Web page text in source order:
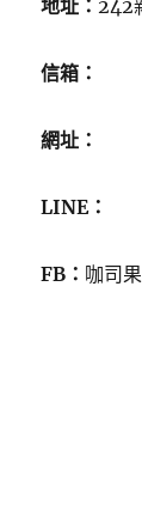
地址： 242
信箱：
網址：
LINE：
FB： 咖司